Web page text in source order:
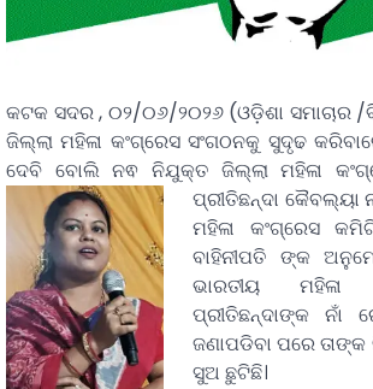
କଟକ ସଦର , ୦୨/୦୬/୨୦୨୬ (ଓଡ଼ିଶା ସମାଚାର /
ଜିଲ୍ଲା ମହିଳା କଂଗ୍ରେସ ସଂଗଠନକୁ ସୁଦୃଢ
ଦେବି ବୋଲି ନଵ ନିଯୁକ୍ତ ଜିଲ୍ଲା ମହିଳା
ପ୍ରୀତିଛନ୍ଦା କୈବଲ୍ୟା
ମହିଳା କଂଗ୍ରେସ
ବାହିନୀପତି ଙ୍କ
ଭାରତୀୟ
ପ୍ରୀତିଛନ୍ଦାଙ୍କ ନାଁ
ଜଣାପଡିବା ପରେ
ସୁଅ ଛୁଟିଛି।